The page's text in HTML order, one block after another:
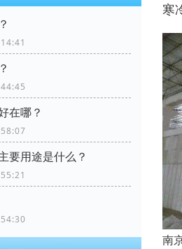
在哪？
要用途是什么？
寒
南